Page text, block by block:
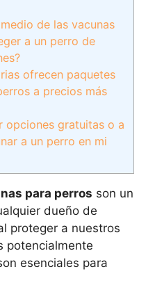
de las vacunas
a un perro de
ofrecen paquetes
a precios más
opciones gratuitas o a
a un perro en mi
para perros son un
dueño de
proteger a nuestros
potencialmente
esenciales para